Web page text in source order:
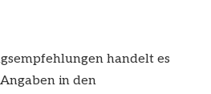
handelt es
in den